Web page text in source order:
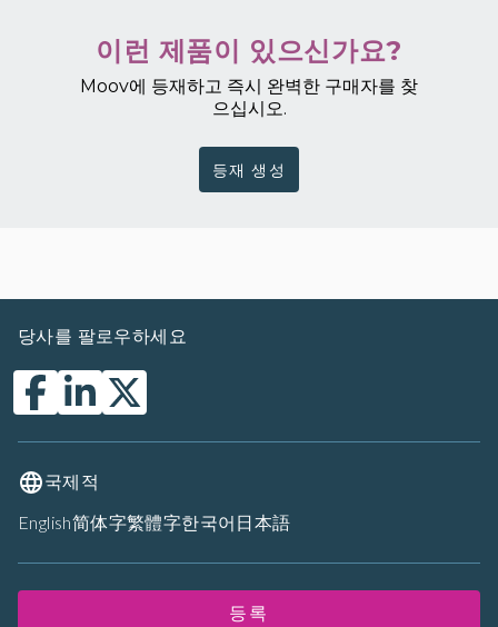
이런 제품이 있으신가요?
Moov에 등재하고 즉시 완벽한 구매자를 찾
으십시오.
등재 생성
당사를 팔로우하세요
국제적
English简体字繁體字한국어 日本語
등록